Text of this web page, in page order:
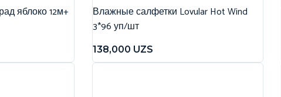
яблоко 12м+
Влажные салфетки Lovular Hot Wind
3*96 уп/шт
138,000 UZS